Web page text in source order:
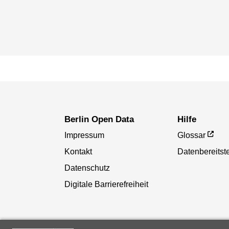
Berlin Open Data
Impressum
Kontakt
Datenschutz
Digitale Barrierefreiheit
Hilfe
Glossar